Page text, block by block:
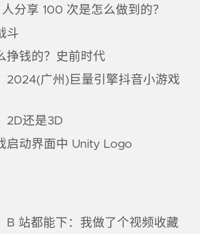
分享 100 次是怎么做到的？
斗
挣钱的？史前时代
2024(广州)巨量引擎抖音小游戏
2D还是3D
启动界面中 Unity Logo
B 站都能下：我做了个视频收藏